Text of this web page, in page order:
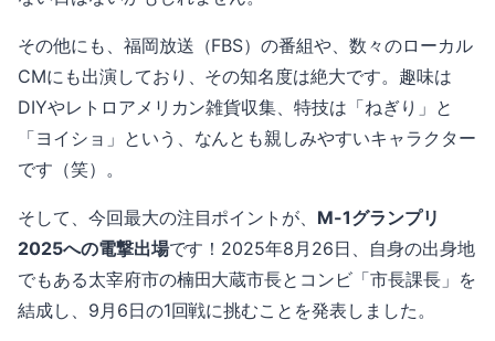
その他にも、福岡放送（FBS）の番組や、数々のローカル
CMにも出演しており、その知名度は絶大です。趣味は
DIYやレトロアメリカン雑貨収集、特技は「ねぎり」と
「ヨイショ」という、なんとも親しみやすいキャラクター
です（笑）。
そして、今回最大の注目ポイントが、 M-1グランプリ
2025への電撃出場です！2025年8月26日、自身の出身地
でもある太宰府市の楠田大蔵市長とコンビ「市長課長」を
結成し、9月6日の1回戦に挑むことを発表しました。